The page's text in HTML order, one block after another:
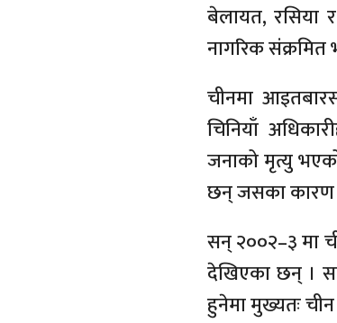
बेलायत, रसिया
नागरिक
चीनमा
चिनियाँ
जनाको मृत्यु
छन् जसका कारण
सन् २००२–३ मा
देखिएका छन् ।
हुनेमा मुख्यतः